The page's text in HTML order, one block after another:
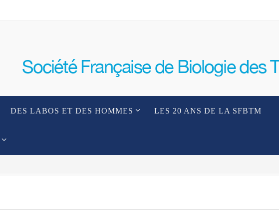
DES LABOS ET DES HOMMES LES 20 ANS DE LA SFBTM